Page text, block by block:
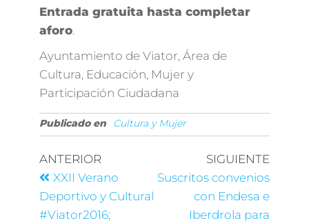
Entrada gratuita hasta completar
aforo.
Ayuntamiento de Viator, Área de
Cultura, Educación, Mujer y
Participación Ciudadana
Publicado en Cultura y Mujer
ANTERIOR
XXII Verano
Deportivo y Cultural
#Viator2016;
SIGUIENTE
Suscritos convenios
con Endesa e
Iberdrola para